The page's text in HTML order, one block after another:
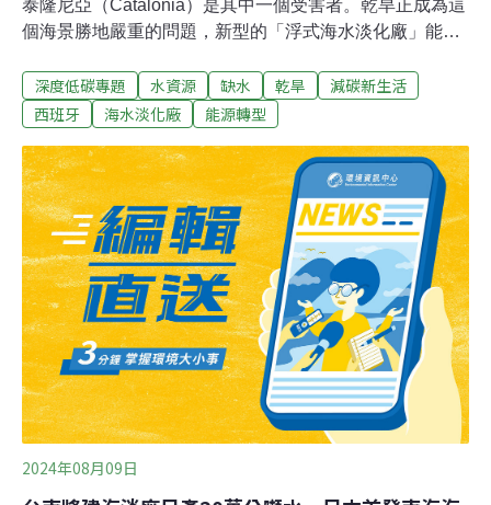
泰隆尼亞（Catalonia）是其中一個受害者。乾旱正成為這
個海景勝地嚴重的問題，新型的「浮式海水淡化廠」能拯
進入緊急狀態事實上，早在今（2024）年初，因巴塞隆納
（Barcelona）而聞名的加泰隆尼亞省就已經多次出現用
下的超低警戒線，多達600萬人口陷入用水危機，並迫使
政府宣布進入乾旱緊急狀態。每人每天的用水量被限制在
200至210公升之間，農業與工業的用水量也被大幅削減，
灌溉用水被調降了80%，工業則須減少25%左右的用水。
然而，即使官方數字顯示，當地居民平均一個人的日用水
量約為116公升，很多居民仍需想辦法「自籌」水資源。
根據《美聯社》報導，巴塞隆納地區內乾旱最為嚴重的村
鎮居民，每周甚至需要數次前往野外尋找山泉取水，而在
降水量直線
深度低碳專題 水資源 缺水 乾旱
減碳新生活
西班牙
海水淡化廠 能源轉型
2024年08月09日